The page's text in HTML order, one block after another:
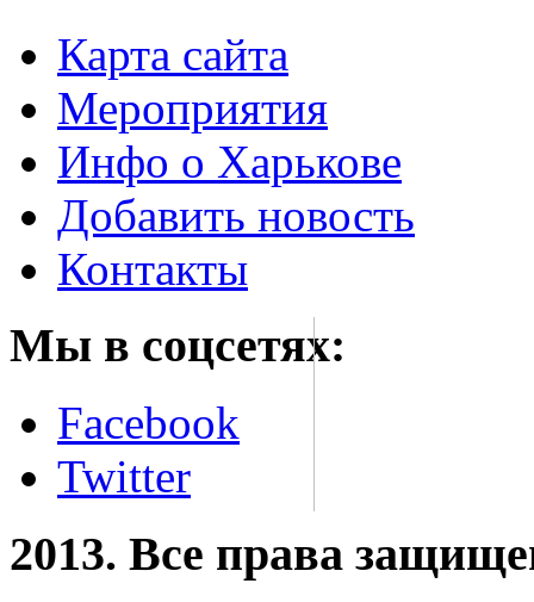
Карта сайта
Мероприятия
Инфо о Харькове
Добавить новость
Контакты
Мы в соцсетях:
Facebook
Twitter
2013. Все права